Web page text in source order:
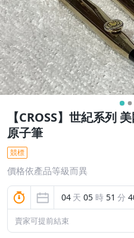
【CROSS】世紀系列
原子筆
競標
價格依產品等級而異
04 天 05 時 51 分
賣家可提前結束